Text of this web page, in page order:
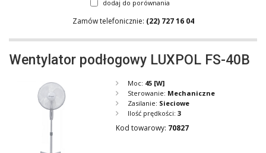
dodaj do porównania
Zamów telefonicznie: (22) 727 16 04
Wentylator podłogowy LUXPOL FS-40B
Moc: 45 [W]
Sterowanie: Mechaniczne
Zasilanie: Sieciowe
Ilość prędkości: 3
Kod towarowy: 70827